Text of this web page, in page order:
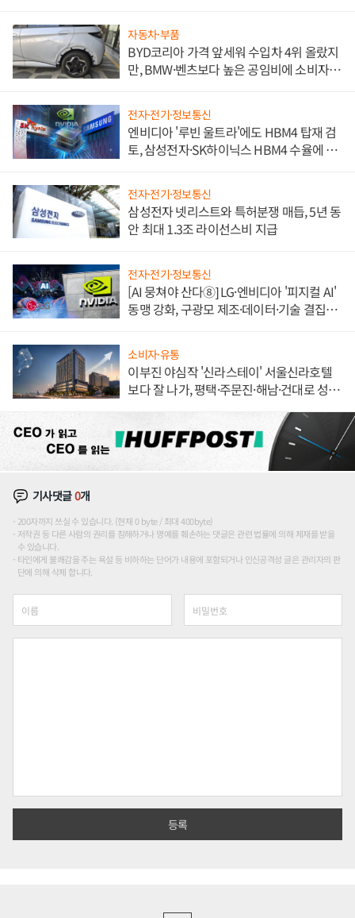
자동차·부품
BYD코리아 가격 앞세워 수입차 4위 올랐지
만, BMW·벤츠보다 높은 공임비에 소비자
전자·전기·정보통신
엔비디아 '루빈 울트라'에도 HBM4 탑재 검
토, 삼성전자·SK하이닉스 HBM4 수율에 주
전자·전기·정보통신
삼성전자 넷리스트와 특허분쟁 매듭, 5년 동
안 최대 1.3조 라이선스비 지급
전자·전기·정보통신
[AI 뭉쳐야 산다⑧] LG·엔비디아 '피지컬 AI'
동맹 강화, 구광모 제조·데이터·기술 결집
소비자·유통
이부진 야심작 '신라스테이' 서울신라호텔
보다 잘 나가, 평택·주문진·해남·건대로 성
기사댓글0개
200자까지 쓰실 수 있습니다. (현재 0 byte / 최대 400byte)
저작권 등 다른 사람의 권리를 침해하거나 명예를 훼손하는 댓글은 관련 법률에 의해 제재를 받을
수 있습니다.
타인에게 불쾌감을 주는 욕설 등 비하하는 단어가 내용에 포함되거나 인신공격성 글은 관리자의 판
단에 의해 삭제 합니다.